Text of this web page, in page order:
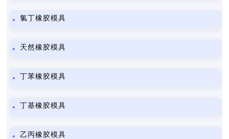
氯丁橡胶模具
天然橡胶模具
丁苯橡胶模具
丁基橡胶模具
乙丙橡胶模具